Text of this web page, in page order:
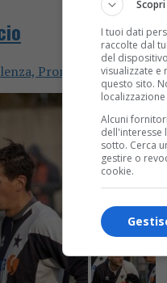
Promozione e Prima
I tuoi dati
raccolte dal
del
visualizzate e
questo sito.
Alcuni
dell'interesse
sotto. Cerca
gestire o
cookie.